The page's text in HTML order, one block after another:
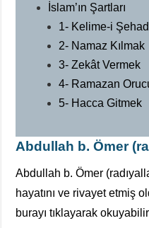
İslam’ın Şartları
1- Kelime-i
2- Namaz Kılmak
3- Zekât Vermek
4- Ramazan
5- Hacca Gitmek
Abdullah b. Ömer
Abdullah b. Ömer
hayatını ve rivayet etmiş
burayı tıklayarak